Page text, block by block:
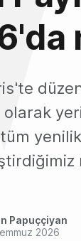
olarak
tüm
Papuççiyan
2026